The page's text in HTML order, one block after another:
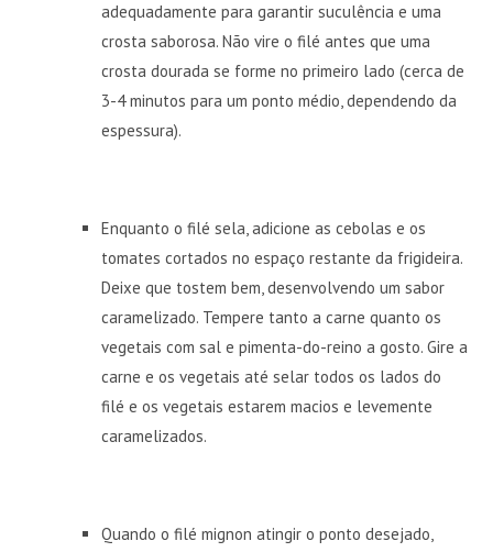
adequadamente para garantir suculência e uma
crosta saborosa. Não vire o filé antes que uma
crosta dourada se forme no primeiro lado (cerca de
3-4 minutos para um ponto médio, dependendo da
espessura).
Enquanto o filé sela, adicione as cebolas e os
tomates cortados no espaço restante da frigideira.
Deixe que tostem bem, desenvolvendo um sabor
caramelizado. Tempere tanto a carne quanto os
vegetais com sal e pimenta-do-reino a gosto. Gire a
carne e os vegetais até selar todos os lados do
filé e os vegetais estarem macios e levemente
caramelizados.
Quando o filé mignon atingir o ponto desejado,